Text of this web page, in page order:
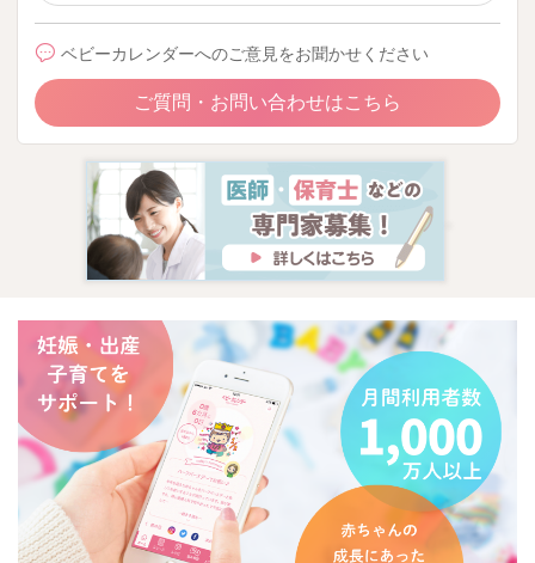
ベビーカレンダーへのご意見をお聞かせください
ご質問・お問い合わせはこちら